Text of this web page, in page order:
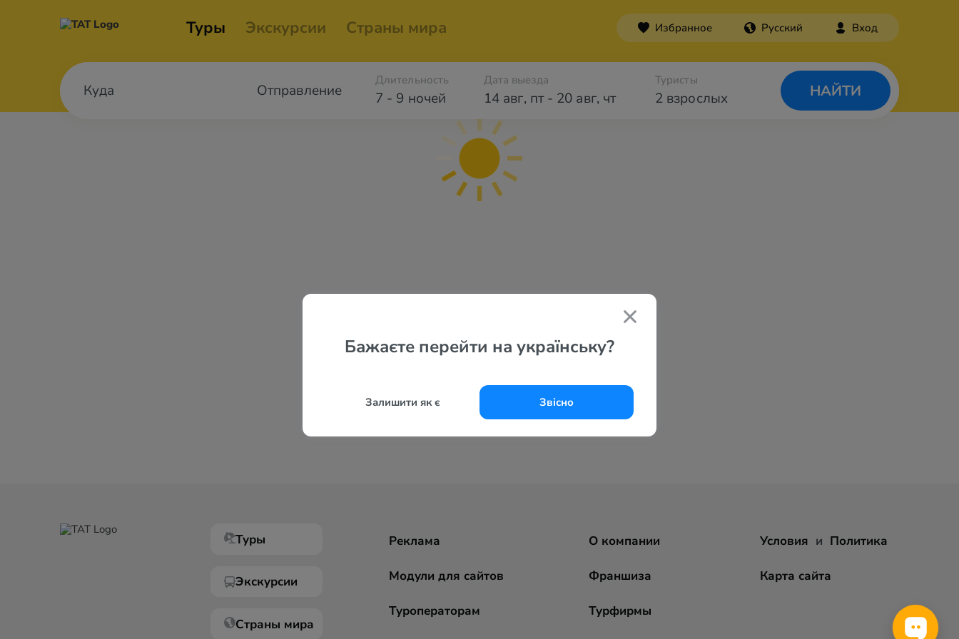
Туры Экскурсии Страны мира Избранное Русский Вход
Отправление 7 - 9 ночей
Длительность Дата выезда
14 авг, пт- 20 авг, чт 2 взрослых
Туристы
НАЙТИ
Бажаєте перейти на українську?
Залишити як є Звісно
Туры
Экскурсии
Страны мира
Реклама
Модули для сайтов
Туроператорам
О компании
Франшиза
Турфирмы
Условия и Политика
Карта сайта